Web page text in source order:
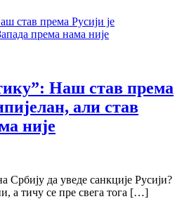
Наш став према
али став
није
Србију да уведе санкције Русији?
а тичу се пре свега тога […]